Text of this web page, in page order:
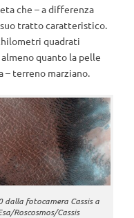
che – a differenza
tratto caratteristico.
quadrati
quanto la pelle
– terreno marziano.
fotocamera Cassis a
Roscosmos/Cassis